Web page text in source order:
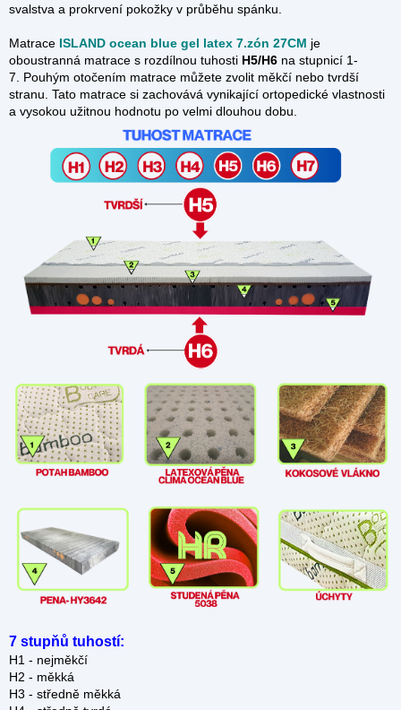
svalstva a prokrvení pokožky v průběhu spánku.
Matrace ISLAND ocean blue gel latex 7.zón 27CM je
oboustranná matrace s rozdílnou tuhosti H5/H6 na stupnicí 1-
7. Pouhým otočením matrace můžete zvolit měkčí nebo tvrdší
stranu. Tato matrace si zachovává vynikající ortopedické vlastnosti
a vysokou užitnou hodnotu po velmi dlouhou dobu.
7 stupňů tuhostí:
H1 - nejměkčí
H2 - měkká
H3 - středně měkká